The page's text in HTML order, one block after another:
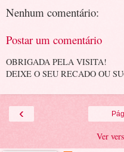
Nenhum comentário:
Postar um comentário
OBRIGADA PELA VISITA!
DEIXE O SEU RECADO OU
‹
Ver